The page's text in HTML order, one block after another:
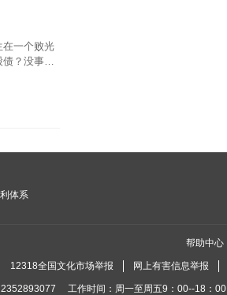
药，杀该
在一个败光
？没事，
国来袭，
体系
帮助中心
12318全国文化市场举报 网上有害信息举报
2352893077 工作时间：周一至周五9：00--18：00